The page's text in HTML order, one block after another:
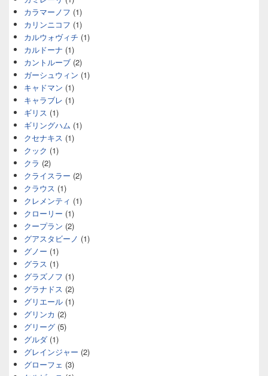
カラマーノフ (1)
カリンニコフ (1)
カルウォヴィチ (1)
カルドーナ (1)
カントルーブ (2)
ガーシュウィン (1)
キャドマン (1)
キャラブレ (1)
ギリス (1)
ギリングハム (1)
クセナキス (1)
クック (1)
クラ (2)
クライスラー (2)
クラウス (1)
クレメンティ (1)
クローリー (1)
クープラン (2)
グアスタビーノ (1)
グノー (1)
グラス (1)
グラズノフ (1)
グラナドス (2)
グリエール (1)
グリンカ (2)
グリーグ (5)
グルダ (1)
グレインジャー (2)
グローフェ (3)